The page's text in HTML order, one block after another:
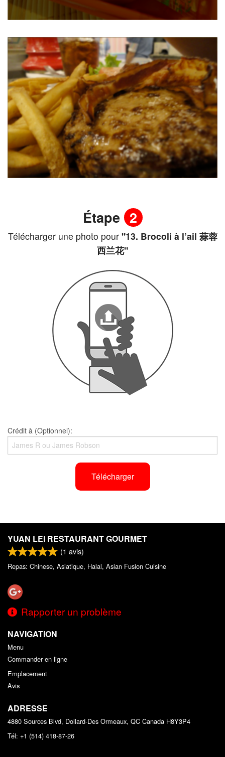
Étape 2
Télécharger une photo pour"13. Brocoli à l’ail 蒜蓉
西兰花"
Crédit à (Optionnel):
Télécharger
YUAN LEI RESTAURANT GOURMET
(1 avis)
Repas: Chinese, Asiatique, Halal, Asian Fusion Cuisine
Rapporter un problème
NAVIGATION
Menu
Commander en ligne
Emplacement
Avis
ADRESSE
4880 Sources Blvd, Dollard-Des Ormeaux, QC Canada H8Y3P4
Tél: +1 (514) 418-87-26